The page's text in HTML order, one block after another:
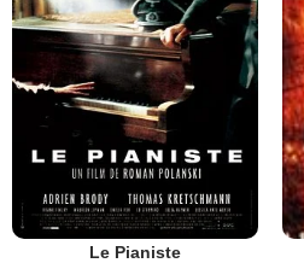
Le Pianiste